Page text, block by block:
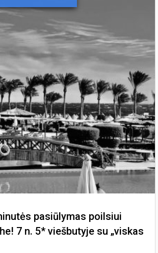
pasiūlymas poilsiui
7 n. 5* viešbutyje su „viskas